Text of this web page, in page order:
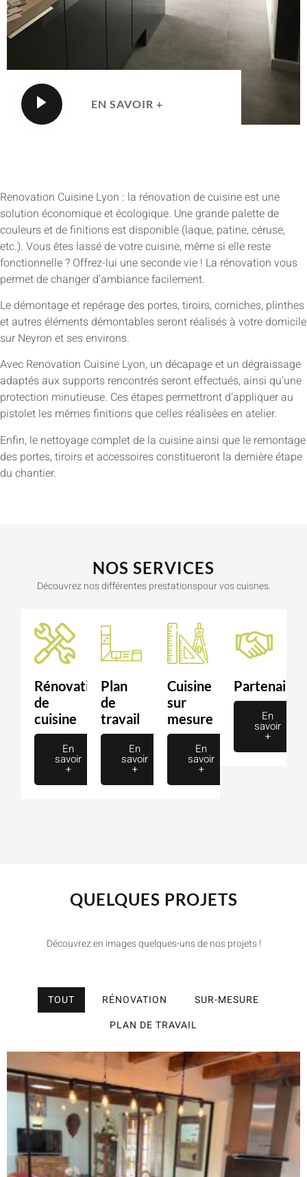
EN SAVOIR +
Renovation Cuisine Lyon : la rénovation de cuisine est une
solution économique et écologique. Une grande palette de
couleurs et de finitions est disponible (laque, patine, céruse,
etc.). Vous êtes lassé de votre cuisine, même si elle reste
fonctionnelle ? Offrez-lui une seconde vie ! La rénovation vous
permet de changer d’ambiance facilement.
Le démontage et repérage des portes, tiroirs, corniches, plinthes
et autres éléments démontables seront réalisés à votre domicile
sur Neyron et ses environs.
Avec Renovation Cuisine Lyon, un décapage et un dégraissage
adaptés aux supports rencontrés seront effectués, ainsi qu’une
protection minutieuse. Ces étapes permettront d’appliquer au
pistolet les mêmes finitions que celles réalisées en atelier.
Enfin, le nettoyage complet de la cuisine ainsi que le remontage
des portes, tiroirs et accessoires constitueront la dernière étape
du chantier.
NOS SERVICES
Découvrez nos différentes prestationspour vos cuisnes.
Rénovation
de
cuisine
En
savoir
+
Plan
de
travail
En
savoir
+
Cuisine
sur
mesure
En
savoir
+
Partenaire
En
savoir
+
QUELQUES PROJETS
Découvrez en images quelques-uns de nos projets !
TOUT RÉNOVATION
SUR-MESURE
PLAN DE TRAVAIL